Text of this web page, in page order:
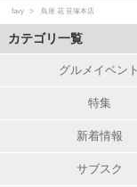
favy 鳥屋 花 笹塚本店
カテゴリ一覧
グルメイベント
特集
新着情報
サブスク